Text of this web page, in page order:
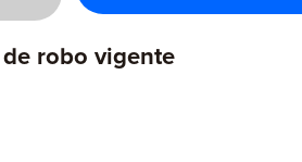
robo vigente